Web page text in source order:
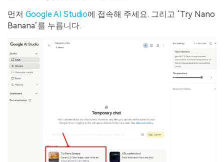
먼저 Google AI Studio에 접속해 주세요. 그리고 ‘Try Nano
Banana’를 누릅니다.